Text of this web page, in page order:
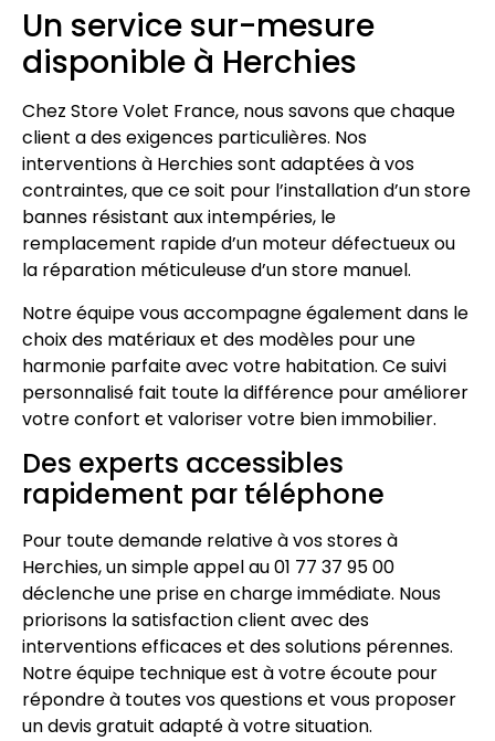
Un service sur-mesure
disponible à Herchies
Chez Store Volet France, nous savons que chaque
client a des exigences particulières. Nos
interventions à Herchies sont adaptées à vos
contraintes, que ce soit pour l’installation d’un store
bannes résistant aux intempéries, le
remplacement rapide d’un moteur défectueux ou
la réparation méticuleuse d’un store manuel.
Notre équipe vous accompagne également dans le
choix des matériaux et des modèles pour une
harmonie parfaite avec votre habitation. Ce suivi
personnalisé fait toute la différence pour améliorer
votre confort et valoriser votre bien immobilier.
Des experts accessibles
rapidement par téléphone
Pour toute demande relative à vos stores à
Herchies, un simple appel au 01 77 37 95 00
déclenche une prise en charge immédiate. Nous
priorisons la satisfaction client avec des
interventions efficaces et des solutions pérennes.
Notre équipe technique est à votre écoute pour
répondre à toutes vos questions et vous proposer
un devis gratuit adapté à votre situation.